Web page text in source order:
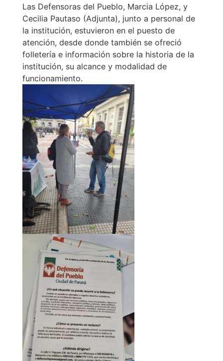
Las Defensoras del Pueblo, Marcia López, y
Cecilia Pautaso (Adjunta), junto a personal de
la institución, estuvieron en el puesto de
atención, desde donde también se ofreció
folletería e información sobre la historia de la
institución, su alcance y modalidad de
funcionamiento.